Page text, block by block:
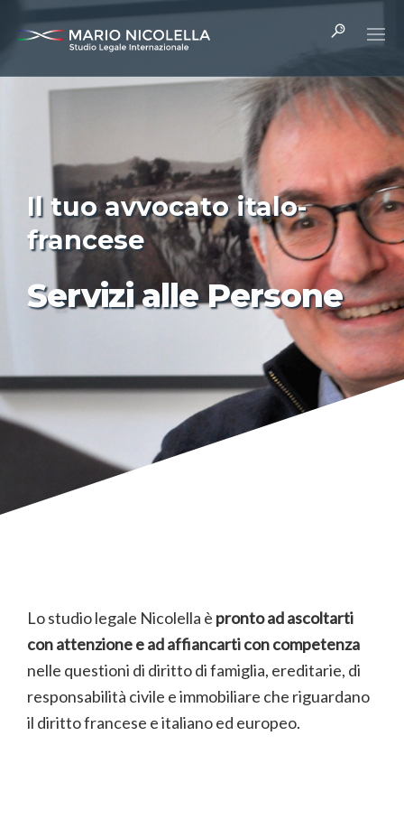
Fr
Il tuo avvocato italo-
francese
Servizi alle Persone
Lo studio legale Nicolella è pronto ad ascoltarti
con attenzione e ad affiancarti con competenza
nelle questioni di diritto di famiglia, ereditarie, di
responsabilità civile e immobiliare che riguardano
il diritto francese e italiano ed europeo.